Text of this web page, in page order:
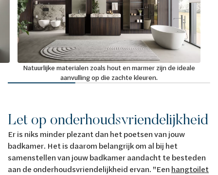
Natuurlijke materialen zoals hout en marmer zijn de ideale
aanvulling op die zachte kleuren.
Let op onderhoudsvriendelijkheid
Er is niks minder plezant dan het poetsen van jouw
badkamer. Het is daarom belangrijk om al bij het
samenstellen van jouw badkamer aandacht te besteden
aan de onderhoudsvriendelijkheid ervan. "Een hangtoilet